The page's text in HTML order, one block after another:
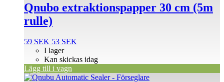
Qnubo extraktionspapper 30 cm (5m
rulle)
59SEK Det
ursprungliga
priset
var:
59 SEK.
53 SEK
priset
53 SEK.
I lager
Kan skickas idag
Lägg till i vagn